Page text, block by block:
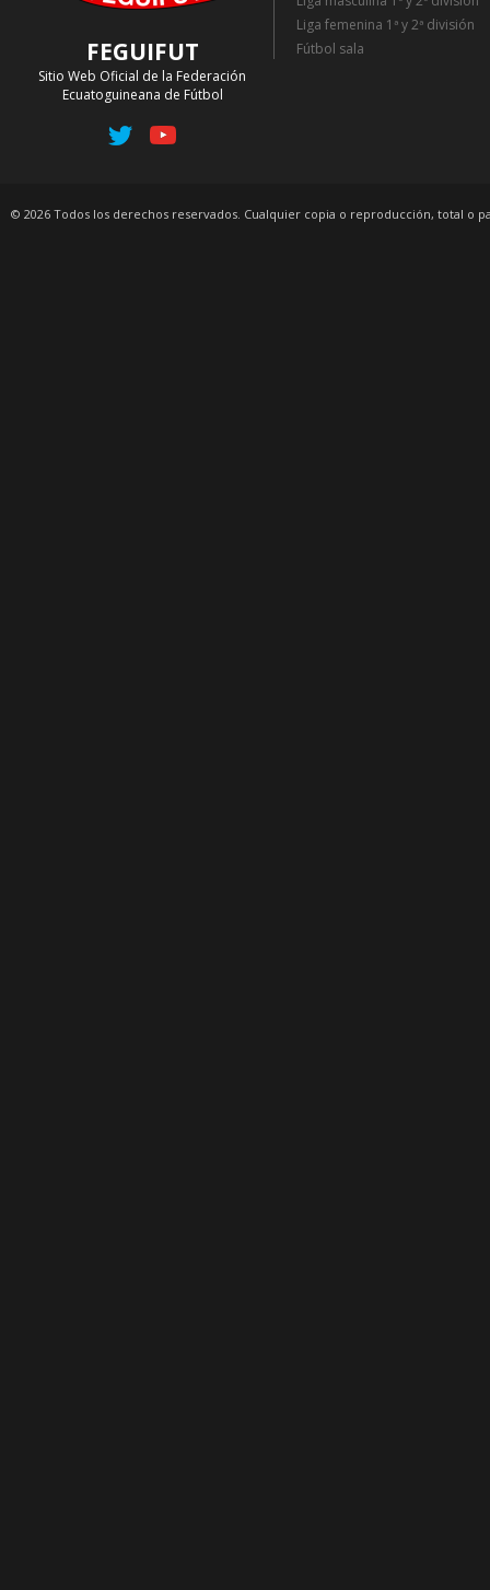
FEGUIFUT
Sitio Web Oficial de la Federación
Ecuatoguineana de Fútbol
Liga femenina 1ª y 2ª división
Fútbol sala
© 2026 Todos los derechos reservados. Cualquier copia o reproducción, total